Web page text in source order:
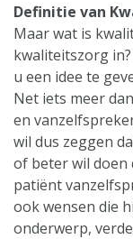
Definitie van
Maar wat is
kwaliteitszorg
u een idee te
Net iets meer
en
wil dus zeggen
of beter wil doen
patiënt
ook wensen die
onderwerp,